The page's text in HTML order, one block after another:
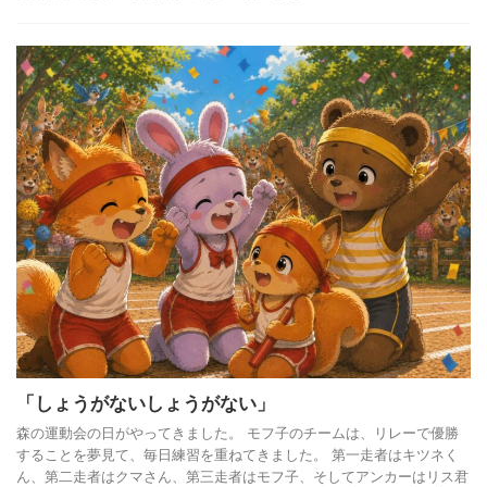
「しょうがないしょうがない」
森の運動会の日がやってきました。 モフ子のチームは、リレーで優勝
することを夢見て、毎日練習を重ねてきました。 第一走者はキツネく
ん、第二走者はクマさん、第三走者はモフ子、そしてアンカーはリス君